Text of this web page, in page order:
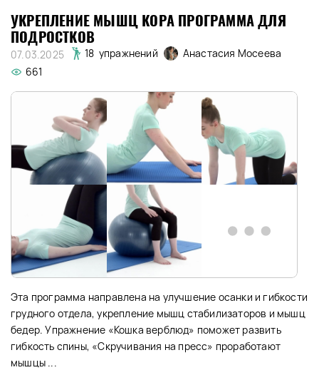
УКРЕПЛЕНИЕ МЫШЦ КОРА ПРОГРАММА ДЛЯ
ПОДРОСТКОВ
07.03.2025 18 упражнений
Анастасия Мосеева
661
Эта программа направлена на улучшение осанки и гибкости
грудного отдела, укрепление мышц стабилизаторов и мышц
бедер. Упражнение «Кошка верблюд» поможет развить
гибкость спины, «Скручивания на пресс» проработают
мышцы ...